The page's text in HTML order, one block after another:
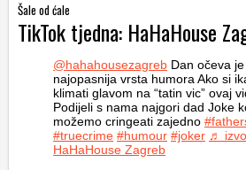
Šale od ćale
TikTok tjedna: HaHaHouse
@hahahousezagreb Dan očeva
najopasnija vrsta humora Ako si
klimati glavom na “tatin vic” ovaj
Podijeli s nama najgori dad Joke
možemo cringeati zajedno
#truecrime #humour #joker ♬
HaHaHouse Zagreb